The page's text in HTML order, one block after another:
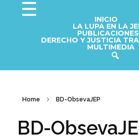
INICIO
LA LUPA EN LA
Seguimiento a
Fichas técnicas
Cápsulas
Informes del
Repositorio
DERECHO Y JUSTICIA
MULTIMEDIA
Home BD-ObsevaJEP
BD-